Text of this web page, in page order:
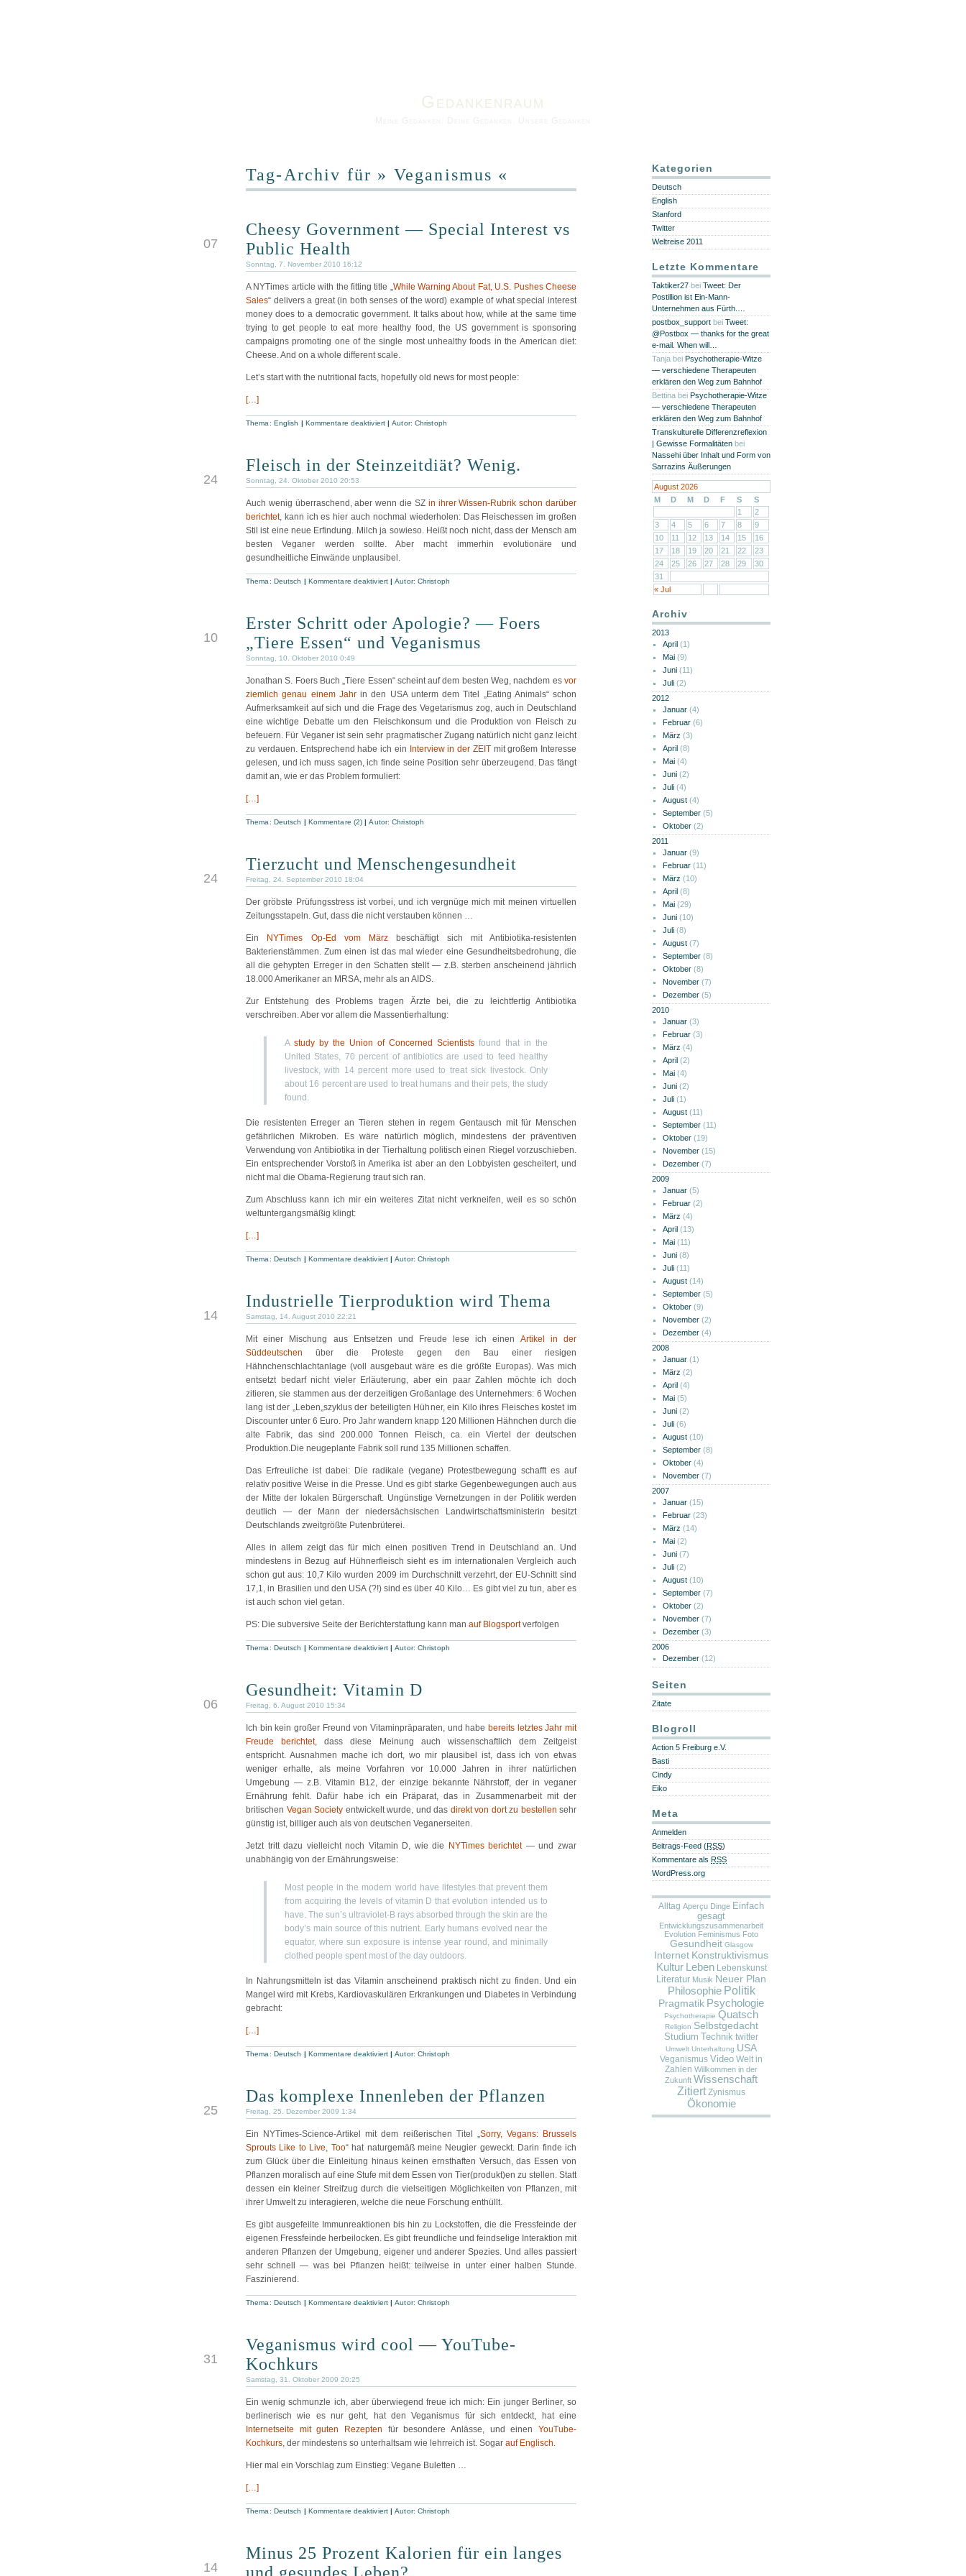
Gedankenraum
Tag-Archiv für » Veganismus «
07
Cheesy Government — Special Interest vs
Public Health
Sonntag, 7. November 2010 16:12
A NYTimes article with the fitting title „While Warning About Fat, U.S. Pushes Cheese
Sales“ delivers a great (in both senses of the word) example of what special interest
money does to a democratic government. It talks about how, while at the same time
trying to get people to eat more healthy food, the US government is sponsoring
campaigns promoting one of the single most unhealthy foods in the American diet:
Cheese. And on a whole different scale.
Let’s start with the nutritional facts, hopefully old news for most people:
[…]
Thema: English | Kommentare deaktiviert|Autor: Christoph
24
Fleisch in der Steinzeitdiät? Wenig.
Sonntag, 24. Oktober 2010 20:53
Auch wenig überraschend, aber wenn die SZ in ihrer Wissen-Rubrik schon darüber
berichtet, kann ich es hier auch nochmal wiederholen: Das Fleischessen im großen
Stil ist eine neue Erfindung. Milch ja sowieso. Heißt noch nicht, dass der Mensch am
besten Veganer werden sollte. Aber macht immerhin evolutionäre und
gesundheitliche Einwände unplausibel.
Thema: Deutsch | Kommentare deaktiviert|Autor: Christoph
10
Erster Schritt oder Apologie? — Foers
„Tiere Essen“ und Veganismus
Sonntag, 10. Oktober 2010 0:49
Jonathan S. Foers Buch „Tiere Essen“ scheint auf dem besten Weg, nachdem es vor
ziemlich genau einem Jahrin den USA unterm dem Titel „Eating Animals“ schon
Aufmerksamkeit auf sich und die Frage des Vegetarismus zog, auch in Deutschland
eine wichtige Debatte um den Fleischkonsum und die Produktion von Fleisch zu
befeuern. Für Veganer ist sein sehr pragmatischer Zugang natürlich nicht ganz leicht
zu verdauen. Entsprechend habe ich ein Interview in der ZEITmit großem Interesse
gelesen, und ich muss sagen, ich finde seine Position sehr überzeugend. Das fängt
damit an, wie er das Problem formuliert:
[…]
Thema: Deutsch | Kommentare (2) |Autor:Christoph
24
Tierzucht und Menschengesundheit
Freitag, 24. September 2010 18:04
Der gröbste Prüfungsstress ist vorbei, und ich vergnüge mich mit meinen virtuellen
Zeitungsstapeln. Gut, dass die nicht verstauben können …
Ein NYTimes Op-Ed vom März beschäftigt sich mit Antibiotika-resistenten
Bakterienstämmen. Zum einen ist das mal wieder eine Gesundheitsbedrohung, die
all die gehypten Erreger in den Schatten stellt — z.B. sterben anscheinend jährlich
18.000 Amerikaner an MRSA, mehr als an AIDS.
Zur Entstehung des Problems tragen Ärzte bei, die zu leichtfertig Antibiotika
verschreiben. Aber vor allem die Massentierhaltung:
A study by the Union of Concerned Scientists found that in the
United States, 70 percent of antibiotics are used to feed healthy
livestock, with 14 percent more used to treat sick livestock. Only
about 16 percent are used to treat humans and their pets, the study
found.
Die resistenten Erreger an Tieren stehen in regem Gentausch mit für Menschen
gefährlichen Mikroben. Es wäre natürlich möglich, mindestens der präventiven
Verwendung von Antibiotika in der Tierhaltung politisch einen Riegel vorzuschieben.
Ein entsprechender Vorstoß in Amerika ist aber an den Lobbyisten gescheitert, und
nicht mal die Obama-Regierung traut sich ran.
Zum Abschluss kann ich mir ein weiteres Zitat nicht verkneifen, weil es so schön
weltuntergangsmäßig klingt:
[…]
Thema: Deutsch | Kommentare deaktiviert|Autor: Christoph
14
Industrielle Tierproduktion wird Thema
Samstag, 14. August 2010 22:21
Mit einer Mischung aus Entsetzen und Freude lese ich einen Artikel in der
Süddeutschen über die Proteste gegen den Bau einer riesigen
Hähnchenschlachtanlage (voll ausgebaut wäre es die größte Europas). Was mich
entsetzt bedarf nicht vieler Erläuterung, aber ein paar Zahlen möchte ich doch
zitieren, sie stammen aus der derzeitigen Großanlage des Unternehmers: 6 Wochen
lang ist der „Leben„szyklus der beteiligten Hühner, ein Kilo ihres Fleisches kostet im
Discounter unter 6 Euro. Pro Jahr wandern knapp 120 Millionen Hähnchen durch die
alte Fabrik, das sind 200.000 Tonnen Fleisch, ca. ein Viertel der deutschen
Produktion.Die neugeplante Fabrik soll rund 135 Millionen schaffen.
Das Erfreuliche ist dabei: Die radikale (vegane) Protestbewegung schafft es auf
relativ positive Weise in die Presse. Und es gibt starke Gegenbewegungen auch aus
der Mitte der lokalen Bürgerschaft. Ungünstige Vernetzungen in der Politik werden
deutlich — der Mann der niedersächsischen Landwirtschaftsministerin besitzt
Deutschlands zweitgrößte Putenbrüterei.
Alles in allem zeigt das für mich einen positiven Trend in Deutschland an. Und
mindestens in Bezug auf Hühnerfleisch sieht es im internationalen Vergleich auch
schon gut aus: 10,7 Kilo wurden 2009 im Durchschnitt verzehrt, der EU-Schnitt sind
17,1, in Brasilien und den USA (?!) sind es über 40 Kilo… Es gibt viel zu tun, aber es
ist auch schon viel getan.
PS: Die subversive Seite der Berichterstattung kann man auf Blogsportverfolgen
Thema: Deutsch | Kommentare deaktiviert|Autor: Christoph
06
Gesundheit: Vitamin D
Freitag, 6. August 2010 15:34
Ich bin kein großer Freund von Vitaminpräparaten, und habe bereits letztes Jahr mit
Freude berichtet, dass diese Meinung auch wissenschaftlich dem Zeitgeist
entspricht. Ausnahmen mache ich dort, wo mir plausibel ist, dass ich von etwas
weniger erhalte, als meine Vorfahren vor 10.000 Jahren in ihrer natürlichen
Umgebung — z.B. Vitamin B12, der einzige bekannte Nährstoff, der in veganer
Ernährung fehlt. Dafür habe ich ein Präparat, das in Zusammenarbeit mit der
britischen Vegan Society entwickelt wurde, und das direkt von dort zu bestellen sehr
günstig ist, billiger auch als von deutschen Veganerseiten.
Jetzt tritt dazu vielleicht noch Vitamin D, wie die NYTimes berichtet— und zwar
unabhängig von der Ernährungsweise:
Most people in the modern world have lifestyles that prevent them
from acquiring the levels of vitamin D that evolution intended us to
have. The sun’s ultraviolet-B rays absorbed through the skin are the
body’s main source of this nutrient. Early humans evolved near the
equator, where sun exposure is intense year round, and minimally
clothed people spent most of the day outdoors.
In Nahrungsmitteln ist das Vitamin anscheinend praktisch nicht zu finden. Und ein
Mangel wird mit Krebs, Kardiovaskulären Erkrankungen und Diabetes in Verbindung
gebracht:
[…]
Thema: Deutsch | Kommentare deaktiviert|Autor: Christoph
25
Das komplexe Innenleben der Pflanzen
Freitag, 25. Dezember 2009 1:34
Ein NYTimes-Science-Artikel mit dem reißerischen Titel „Sorry, Vegans: Brussels
Sprouts Like to Live, Too“ hat naturgemäß meine Neugier geweckt. Darin finde ich
zum Glück über die Einleitung hinaus keinen ernsthaften Versuch, das Essen von
Pflanzen moralisch auf eine Stufe mit dem Essen von Tier(produkt)en zu stellen. Statt
dessen ein kleiner Streifzug durch die vielseitigen Möglichkeiten von Pflanzen, mit
ihrer Umwelt zu interagieren, welche die neue Forschung enthüllt.
Es gibt ausgefeilte Immunreaktionen bis hin zu Lockstoffen, die die Fressfeinde der
eigenen Fressfeinde herbeilocken. Es gibt freundliche und feindselige Interaktion mit
anderen Pflanzen der Umgebung, eigener und anderer Spezies. Und alles passiert
sehr schnell — was bei Pflanzen heißt: teilweise in unter einer halben Stunde.
Faszinierend.
Thema: Deutsch | Kommentare deaktiviert|Autor: Christoph
31
Veganismus wird cool — YouTube-
Kochkurs
Samstag, 31. Oktober 2009 20:25
Ein wenig schmunzle ich, aber überwiegend freue ich mich: Ein junger Berliner, so
berlinerisch wie es nur geht, hat den Veganismus für sich entdeckt, hat eine
Internetseite mit guten Rezepten für besondere Anlässe, und einen YouTube-
Kochkurs, der mindestens so unterhaltsam wie lehrreich ist. Sogar auf Englisch.
Hier mal ein Vorschlag zum Einstieg: Vegane Buletten …
[…]
Thema: Deutsch | Kommentare deaktiviert|Autor: Christoph
14
Minus 25 Prozent Kalorien für ein langes
Kategorien
Deutsch
English
Stanford
Twitter
Weltreise 2011
Letzte Kommentare
Taktiker27 bei Tweet: Der
Postillion ist Ein-Mann-
Unternehmen aus Fürth.…
postbox_support bei Tweet:
@Postbox — thanks for the great
e-mail. When will…
Tanja bei Psychotherapie-Witze
— verschiedene Therapeuten
erklären den Weg zum Bahnhof
Bettina bei Psychotherapie-Witze
— verschiedene Therapeuten
erklären den Weg zum Bahnhof
Transkulturelle Differenzreflexion
| Gewisse Formalitäten bei
Nassehi über Inhalt und Form von
Sarrazins Äußerungen
August 2026
M
D M D F S S
« Jul
1
2
3
4 5 6 7 8
9
10
11 12 13 14 15
16
17
18 19 20 21 22
23
24
25 26 27 28 29
30
31
Archiv
2013
April (1)
Mai (9)
Juni (11)
Juli (2)
2012
Januar (4)
Februar (6)
März (3)
April (8)
Mai (4)
Juni (2)
Juli (4)
August (4)
September (5)
Oktober (2)
2011
Januar (9)
Februar (11)
März (10)
April (8)
Mai (29)
Juni (10)
Juli (8)
August (7)
September (8)
Oktober (8)
November (7)
Dezember (5)
2010
Januar (3)
Februar (3)
März (4)
April (2)
Mai (4)
Juni (2)
Juli (1)
August (11)
September (11)
Oktober (19)
November (15)
Dezember (7)
2009
Januar (5)
Februar (2)
März (4)
April (13)
Mai (11)
Juni (8)
Juli (11)
August (14)
September (5)
Oktober (9)
November (2)
Dezember (4)
2008
Januar (1)
März (2)
April (4)
Mai (5)
Juni (2)
Juli (6)
August (10)
September (8)
Oktober (4)
November (7)
2007
Januar (15)
Februar (23)
März (14)
Mai (2)
Juni (7)
Juli (2)
August (10)
September (7)
Oktober (2)
November (7)
Dezember (3)
2006
Dezember (12)
Seiten
Zitate
Blogroll
Action 5 Freiburg e.V.
Basti
Cindy
Eiko
Meta
Anmelden
Beitrags-Feed (RSS)
Kommentare als RSS
WordPress.org
Alltag Aperçu Dinge Einfach
gesagt
Entwicklungszusammenarbeit
Evolution Feminismus Foto
Gesundheit Glasgow
Internet Konstruktivismus
Kultur Leben Lebenskunst
Literatur Musik Neuer Plan
Philosophie Politik
Pragmatik Psychologie
Psychotherapie Quatsch
Religion Selbstgedacht
Studium Technik twitter
Umwelt Unterhaltung USA
Veganismus Video Welt in
Zahlen Willkommen in der
Zukunft Wissenschaft
Zitiert Zynismus
Ökonomie